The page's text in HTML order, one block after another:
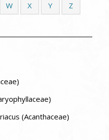
W X Y Z
(Acanthaceae)